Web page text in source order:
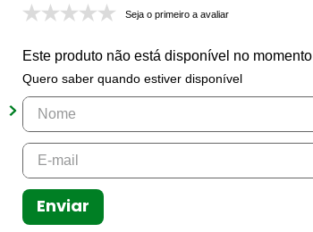
Seja o primeiro a avaliar
Este produto não está disponível no momento
Quero saber quando estiver disponível
Enviar